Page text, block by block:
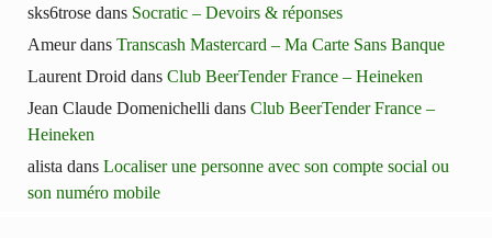
sks6trose dans Socratic – Devoirs & réponses
Ameurdans Transcash Mastercard – Ma Carte Sans Banque
Laurent Droid dans Club BeerTender France – Heineken
Jean Claude Domenichelli dans Club BeerTender France –
Heineken
alista dans Localiser une personne avec son compte social ou
son numéro mobile